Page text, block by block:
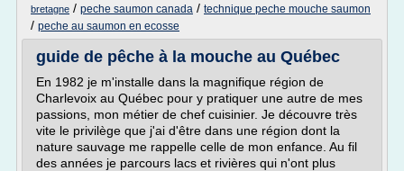
bretagne / peche saumon canada / technique peche mouche saumon
/ peche au saumon en ecosse
guide de pêche à la mouche au Québec
En 1982 je m'installe dans la magnifique région de
Charlevoix au Québec pour y pratiquer une autre de mes
passions, mon métier de chef cuisinier. Je découvre très
vite le privilège que j'ai d'être dans une région dont la
nature sauvage me rappelle celle de mon enfance. Au fil
des années je parcours lacs et rivières qui n'ont plus